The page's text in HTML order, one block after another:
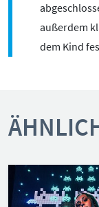
außerdem
dem Kind